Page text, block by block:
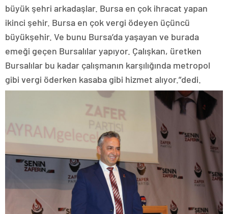
büyük şehri arkadaşlar. Bursa en çok ihracat yapan
ikinci şehir. Bursa en çok vergi ödeyen üçüncü
büyükşehir. Ve bunu Bursa’da yaşayan ve burada
emeği geçen Bursalılar yapıyor. Çalışkan, üretken
Bursalılar bu kadar çalışmanın karşılığında metropol
gibi vergi öderken kasaba gibi hizmet alıyor.”dedi.